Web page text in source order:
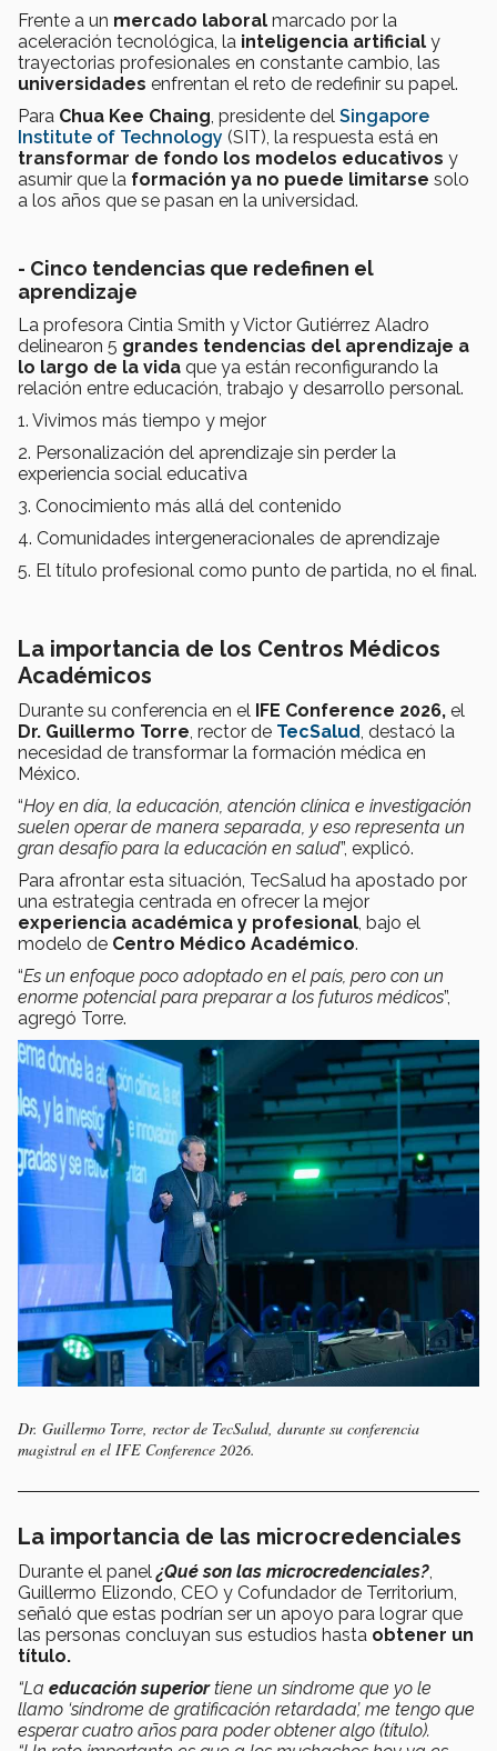
Frente a un mercado laboral marcado por la
aceleración tecnológica, la inteligencia artificial y
trayectorias profesionales en constante cambio, las
universidades enfrentan el reto de redefinir su papel.
Para Chua Kee Chaing, presidente del Singapore
Institute of Technology (SIT), la respuesta está en
transformar de fondo los modelos educativos y
asumir que la formación ya no puede limitarse solo
a los años que se pasan en la universidad.
- Cinco tendencias que redefinen el
aprendizaje
La profesora Cintia Smith y Victor Gutiérrez Aladro
delinearon 5 grandes tendencias del aprendizaje a
lo largo de la vida que ya están reconfigurando la
relación entre educación, trabajo y desarrollo personal.
1. Vivimos más tiempo y mejor
2. Personalización del aprendizaje sin perder la
experiencia social educativa
3. Conocimiento más allá del contenido
4. Comunidades intergeneracionales de aprendizaje
5. El título profesional como punto de partida, no el final.
La importancia de los Centros Médicos
Académicos
Durante su conferencia en el IFE Conference 2026, el
Dr. Guillermo Torre, rector de TecSalud, destacó la
necesidad de transformar la formación médica en
México.
“Hoy en día, la educación, atención clínica e investigación
suelen operar de manera separada, y eso representa un
gran desafío para la educación en salud”, explicó.
Para afrontar esta situación, TecSalud ha apostado por
una estrategia centrada en ofrecer la mejor
experiencia académica y profesional, bajo el
modelo de Centro Médico Académico.
“Es un enfoque poco adoptado en el país, pero con un
enorme potencial para preparar a los futuros médicos”,
agregó Torre.
Dr. Guillermo Torre, rector de TecSalud, durante su conferencia
magistral en el IFE Conference 2026.
La importancia de las microcredenciales
Durante el panel¿Qué son las microcredenciales?,
Guillermo Elizondo, CEO y Cofundador de Territorium,
señaló que estas podrían ser un apoyo para lograr que
las personas concluyan sus estudios hasta obtener un
título.
“La educación superiortiene un síndrome que yo le
llamo ‘síndrome de gratificación retardada’, me tengo que
esperar cuatro años para poder obtener algo (título).